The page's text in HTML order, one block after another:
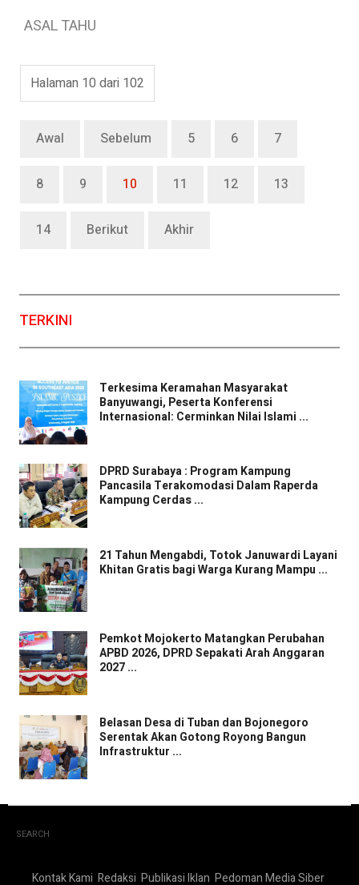
ASAL TAHU
Halaman 10 dari 102
Awal Sebelum 5 6 7
8 9 10 11 12 13
14 Berikut Akhir
TERKINI
Terkesima Keramahan Masyarakat
Banyuwangi, Peserta Konferensi
Internasional: Cerminkan Nilai Islami ...
DPRD Surabaya : Program Kampung
Pancasila Terakomodasi Dalam Raperda
Kampung Cerdas ...
21 Tahun Mengabdi, Totok Januwardi Layani
Khitan Gratis bagi Warga Kurang Mampu ...
Pemkot Mojokerto Matangkan Perubahan
APBD 2026, DPRD Sepakati Arah Anggaran
2027 ...
Belasan Desa di Tuban dan Bojonegoro
Serentak Akan Gotong Royong Bangun
Infrastruktur ...
SEARCH
Kontak Kami Redaksi Publikasi Iklan Pedoman Media Siber